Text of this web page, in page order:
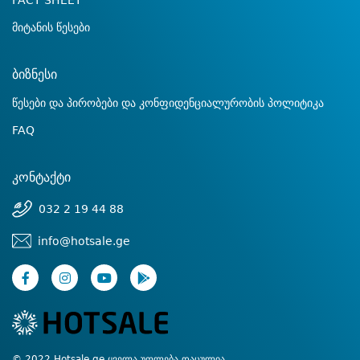
მიტანის წესები
ბიზნესი
წესები და პირობები და კონფიდენციალურობის პოლიტიკა
FAQ
კონტაქტი
032 2 19 44 88
info@hotsale.ge